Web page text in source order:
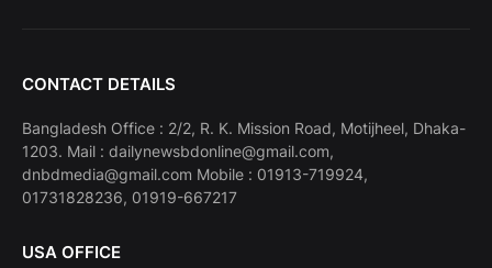
CONTACT DETAILS
Bangladesh Office : 2/2, R. K. Mission Road, Motijheel, Dhaka-
1203. Mail : dailynewsbdonline@gmail.com,
dnbdmedia@gmail.com Mobile : 01913-719924,
01731828236, 01919-667217
USA OFFICE